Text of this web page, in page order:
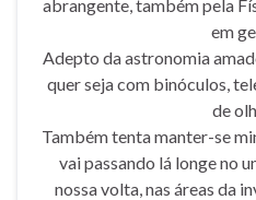
abrangente, também pela
em
Adepto da astronomia
quer seja com binóculos,
de
Também tenta manter-se
vai passando lá longe no
nossa volta, nas áreas da